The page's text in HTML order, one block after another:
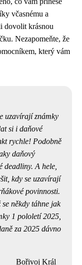
včasnému a
dovolit krásnou
Nezapomeňte, že
který vám
uzavírají známky
si i daňové
rychle! Podobně
daňový
deadliny. A hele,
kdy se uzavírají
povinnosti.
někdy táhne jak
1 pololetí 2025,
za 2025 dávno
Bořivoj Král